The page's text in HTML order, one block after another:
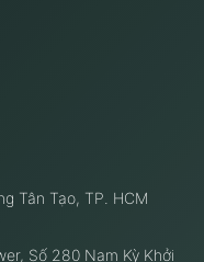
Tân Tạo, TP. HCM
Số 280 Nam Kỳ Khởi